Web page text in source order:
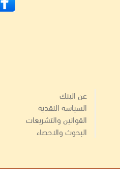
عن البنك
السياسة النقدية
القوانين والتشريعات
البحوث والاحصاء